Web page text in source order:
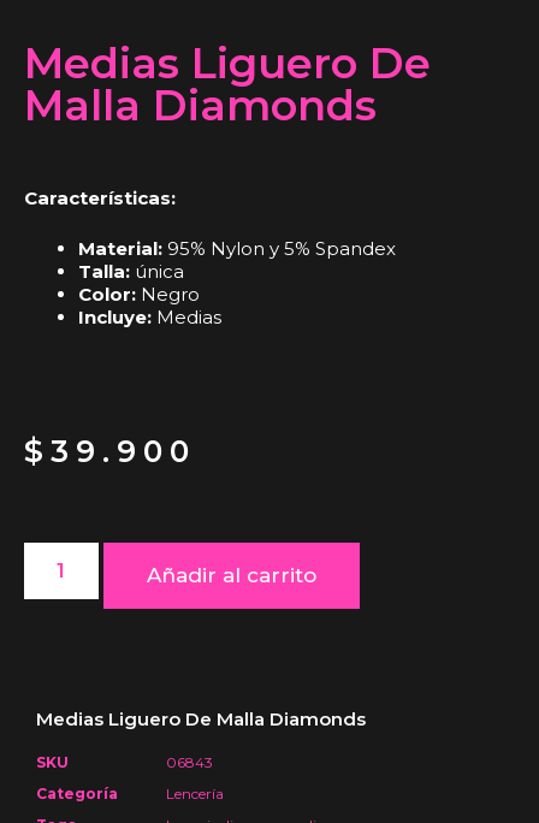
Medias Liguero De
Malla Diamonds
Características:
Material: 95% Nylon y 5% Spandex
Talla: única
Color: Negro
Incluye: Medias
$ 39.900
Añadir al carrito
Medias Liguero De Malla Diamonds
SKU
06843
Categoría
Lencería